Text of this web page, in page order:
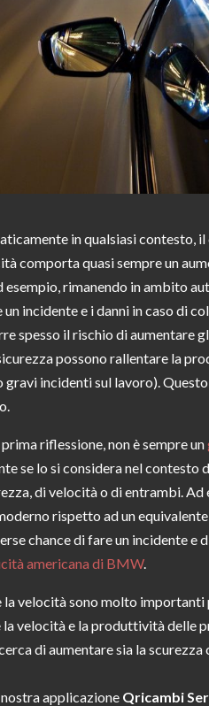
in qualsiasi contesto,
comporta quasi sempre un
esempio, rimanendo in ambito
incidente e i danni in caso di
spesso il rischio di aumentare
possono rallentare la
incidenti sul lavoro).
riflessione, non è sempre un
se lo si considera nel contesto
di velocità o di entrambi.
rispetto ad un equivalente
chance di fare un incidente e
americana di BMW.
velocità sono molto
velocità e la produttività delle
di aumentare sia la scurezza
applicazione Qricambi